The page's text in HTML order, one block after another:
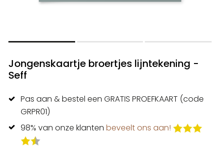
Jongenskaartje broertjes lijntekening -
Seff
Pas aan & bestel een GRATIS PROEFKAART (code
GRPR01)
98% van onze klanten beveelt ons aan!